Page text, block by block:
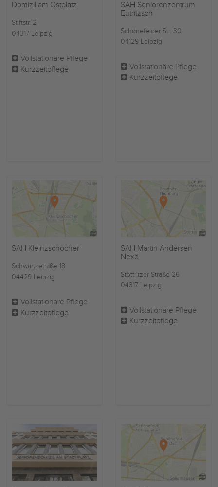
Domizil am Ostplatz
Stiftstr. 2
04317 Leipzig
Vollstationäre Pflege
Kurzzeitpflege
SAH Seniorenzentrum
Eutritzsch
Schönefelder Str. 30
04129 Leipzig
Vollstationäre Pflege
Kurzzeitpflege
SAH Kleinzschocher
Schwartzetraße 18
04429 Leipzig
Vollstationäre Pflege
Kurzzeitpflege
SAH Martin Andersen
Nexö
Stöttritzer Straße 26
04317 Leipzig
Vollstationäre Pflege
Kurzzeitpflege